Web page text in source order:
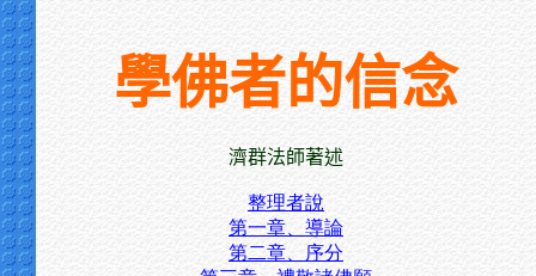
學佛者的信念
濟群法師著述
整理者說
第一章、導論
第二章、序分